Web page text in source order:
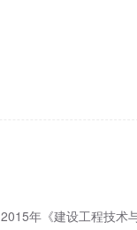
年《建设工程技术